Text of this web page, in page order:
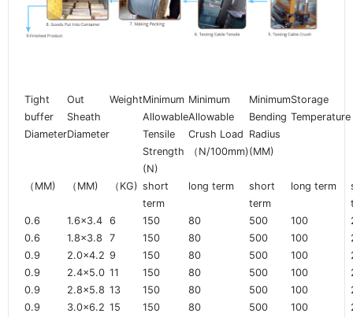
Tight
buffer
Diameter
Out
Sheath
Diameter
WeightMinimum
Allowable
Tensile
Strength
(N)
Minimum
Allowable
Crush Load
（N/100mm)
Minimum
Bending
Radius
(MM)
Storage
Temperature
（MM) （MM) （KG) short
term
long term
short
term
long term
0.6
1.6x3.4 6 150 80 500 100
0.6
1.8x3.8 7 150 80 500 100
0.9
2.0x4.2 9 150 80 500 100
0.9
2.4x5.0 11 150 80 500 100
0.9
2.8x5.8 13 150 80 500 100
0.9
3.0x6.2 15 150 80 500 100